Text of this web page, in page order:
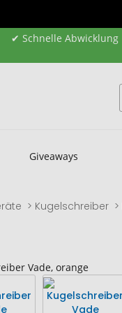
✔ Schnelle Abwicklung
Giveaways
Kugelschreiber